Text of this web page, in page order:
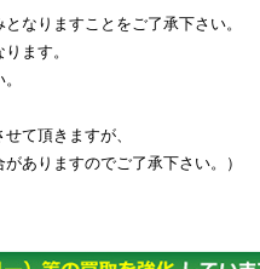
なりますことをご了承下さい。
ます。
て頂きますが、
ありますのでご了承下さい。）